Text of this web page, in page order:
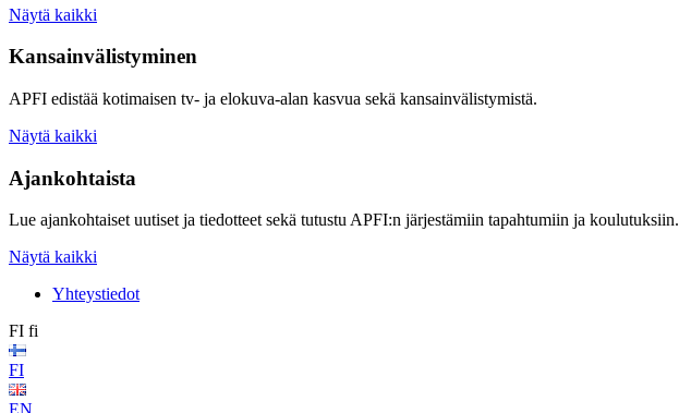
Näytä kaikki
Kansainvälistyminen
APFI edistää kotimaisen tv- ja elokuva-alan kasvua sekä kansainvälistymistä.
Näytä kaikki
Ajankohtaista
Lue ajankohtaiset uutiset ja tiedotteet sekä tutustu APFI:n järjestämiin tapahtumiin ja koulutuksiin.
Näytä kaikki
Yhteystiedot
FI fi
FI